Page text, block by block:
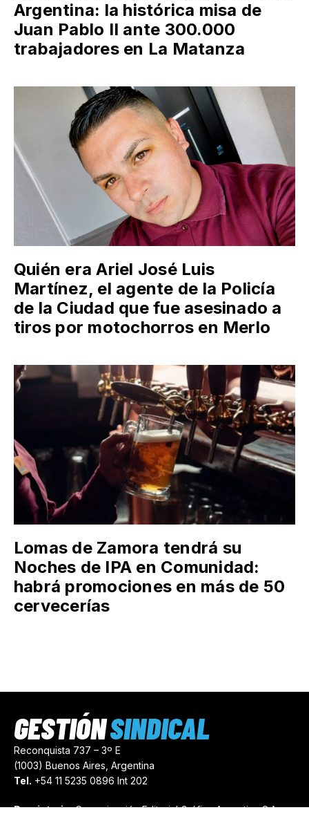
Argentina: la histórica misa de
Juan Pablo II ante 300.000
trabajadores en La Matanza
Quién era Ariel José Luis
Martínez, el agente de la Policía
de la Ciudad que fue asesinado a
tiros por motochorros en Merlo
Lomas de Zamora tendrá su
Noches de IPA en Comunidad:
habrá promociones en más de 50
cervecerías
Reconquista 737 – 3º E
(1003) Buenos Aires, Argentina
Tel. +54 11 5235 0896 Int 202
Propietario:Comunicación Editorial Gráfica Argentina S.A.
GESTIÓNSINDICAL